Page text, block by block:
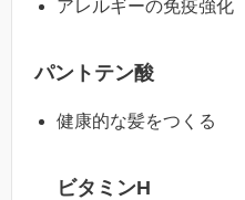
アレルギーの免疫強化
パントテン酸
健康的な髪をつくる
ビタミンH